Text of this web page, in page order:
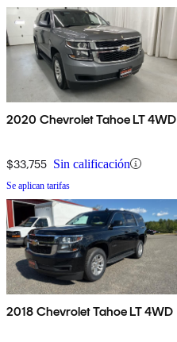
2020 Chevrolet Tahoe LT 4WD
$33,755 Sin calificación
Se aplican tarifas
2018 Chevrolet Tahoe LT 4WD